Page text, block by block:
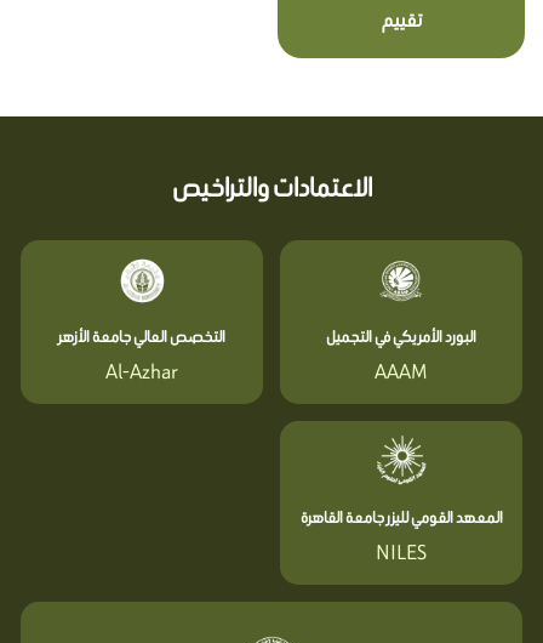
تقييم
الاعتمادات والتراخيص
البورد الأمريكي في التجميل
AAAM
التخصص العالي جامعة الأزهر
Al-Azhar
المعهد القومي لليزر جامعة القاهرة
NILES